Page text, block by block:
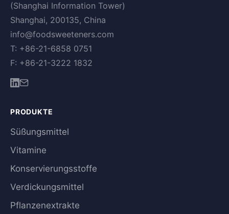
(Shanghai Information Tower)
Shanghai, 200135, China
info@foodsweeteners.com
T: +86-21-6858 0751
F: +86-21-3222 1832
PRODUKTE
Süßungsmittel
Vitamine
Konservierungsstoffe
Verdickungsmittel
Pflanzenextrakte